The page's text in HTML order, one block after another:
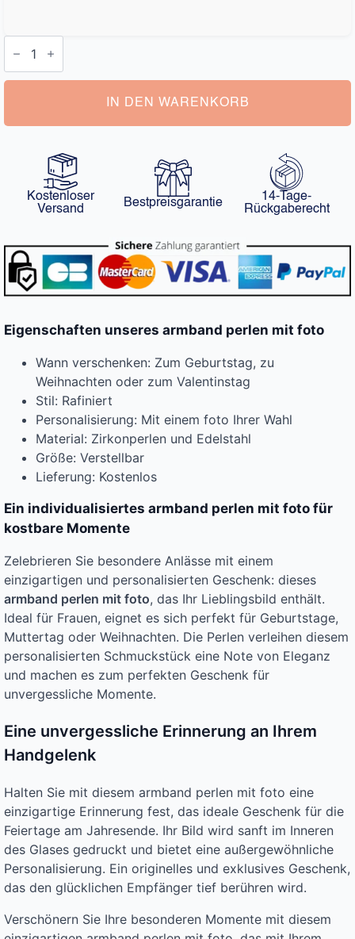
Armband
Perlen
Foto
IN DEN WARENKORB
Kostenloser
Versand
Bestpreisgarantie
14-Tage-
Rückgaberecht
Eigenschaften unseres armband perlen mit foto
Wann verschenken: Zum Geburtstag, zu
Weihnachten oder zum Valentinstag
Stil: Rafiniert
Personalisierung: Mit einem foto Ihrer Wahl
Material: Zirkonperlen und Edelstahl
Größe: Verstellbar
Lieferung: Kostenlos
Ein individualisiertes armband perlen mit foto für
kostbare Momente
Zelebrieren Sie besondere Anlässe mit einem
einzigartigen und personalisierten Geschenk: dieses
armband perlen mit foto, das Ihr Lieblingsbild enthält.
Ideal für Frauen, eignet es sich perfekt für Geburtstage,
Muttertag oder Weihnachten. Die Perlen verleihen diesem
personalisierten Schmuckstück eine Note von Eleganz
und machen es zum perfekten Geschenk für
unvergessliche Momente.
Eine unvergessliche Erinnerung an Ihrem
Handgelenk
Halten Sie mit diesem armband perlen mit foto eine
einzigartige Erinnerung fest, das ideale Geschenk für die
Feiertage am Jahresende. Ihr Bild wird sanft im Inneren
des Glases gedruckt und bietet eine außergewöhnliche
Personalisierung. Ein originelles und exklusives Geschenk,
das den glücklichen Empfänger tief berühren wird.
Verschönern Sie Ihre besonderen Momente mit diesem